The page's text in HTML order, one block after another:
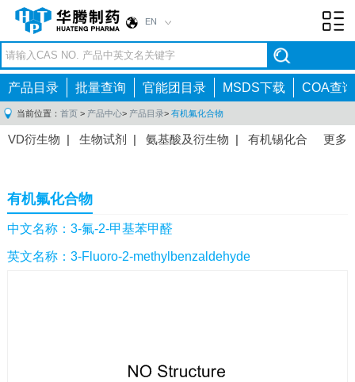
EN
产品目录 批量查询 官能团目录 MSDS下载 COA查询
当前位置： 首页 > 产品中心> 产品目录> 有机氟化合物
更多
VD衍生物 | 生物试剂 | 氨基酸及衍生物 | 有机锡化合
间体|抗高血压药物中间体
感染药物中间体|
体 |抗精神病药物中间体 |抗炎药物中间体
药中间体|其他原料药中间体|
有机氟化合物
中文名称：3-氟-2-甲基苯甲醛
英文名称：3-Fluoro-2-methylbenzaldehyde